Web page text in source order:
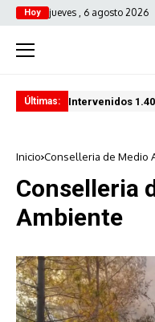
Hoy jueves , 6 agosto 2026
Últimas: Intervenidos
Inicio Conselleria de Medio
Conselleria
Ambiente